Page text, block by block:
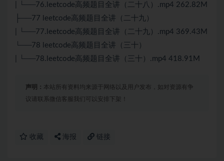
| └──76.leetcode高频题目全讲（二十八）.mp4 262.82M
├──77 leetcode高频题目全讲（二十九）
| └──77.leetcode高频题目全讲（二十九）.mp4 369.43M
└──78 leetcode高频题目全讲（三十）
| └──78.leetcode高频题目全讲（三十）.mp4 418.91M
声明： 本站所有资料均来源于网络以及用户发布，如对资源有争
议请联系微信客服我们可以安排下架！
收藏 海报 链接